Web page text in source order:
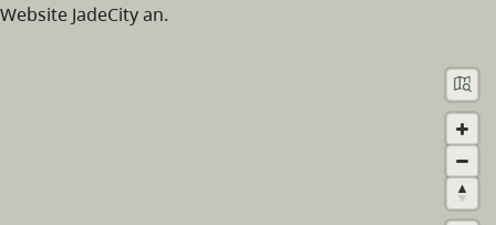
Website JadeCity an.